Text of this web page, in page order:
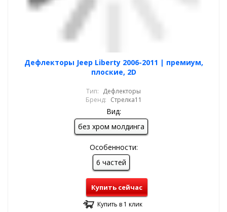
Дефлекторы Jeep Liberty 2006-2011 | премиум,
плоские, 2D
Тип: Дефлекторы
Бренд: Стрелка11
Вид:
без хром молдинга
Особенности:
6 частей
Купить сейчас
Купить в 1 клик